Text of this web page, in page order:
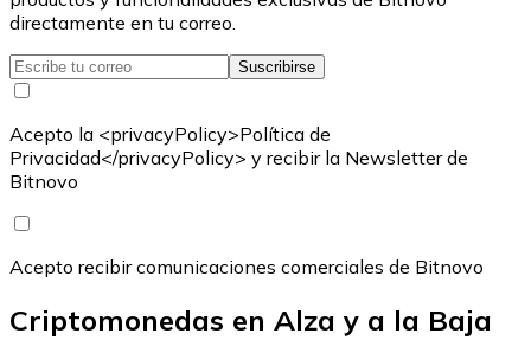
directamente en tu correo.
Suscribirse
Acepto la <privacyPolicy>Política de
Privacidad</privacyPolicy> y recibir la Newsletter de
Bitnovo
Acepto recibir comunicaciones comerciales de Bitnovo
Criptomonedas en Alza y a la Baja